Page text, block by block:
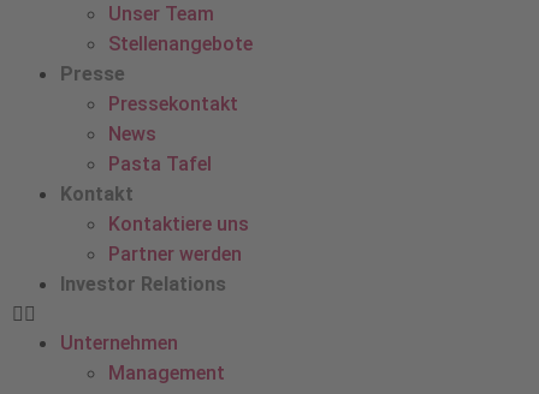
Unser Team
Stellenangebote
Presse
Pressekontakt
News
Pasta Tafel
Kontakt
Kontaktiere uns
Partner werden
Investor Relations
Unternehmen
Management